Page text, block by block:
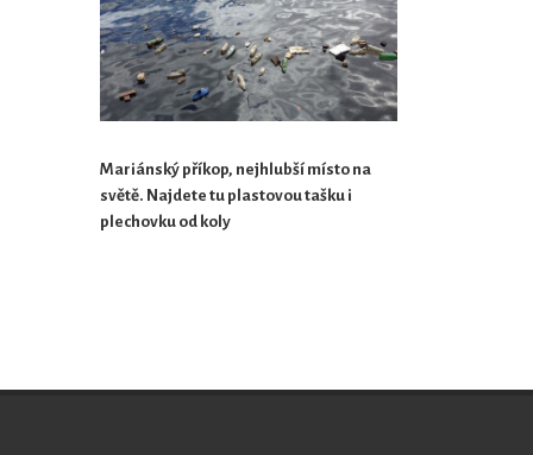
Mariánský příkop, nejhlubší místo na
světě. Najdete tu plastovou tašku i
plechovku od koly